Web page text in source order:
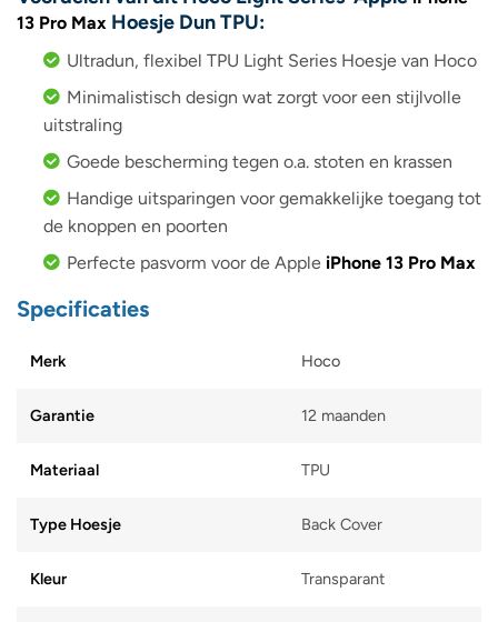
13 Pro Max Hoesje Dun TPU:
Ultradun, flexibel TPU Light Series Hoesje van Hoco
Minimalistisch design wat zorgt voor een stijlvolle
uitstraling
Goede bescherming tegen o.a. stoten en krassen
Handige uitsparingen voor gemakkelijke toegang tot
de knoppen en poorten
Perfecte pasvorm voor de Apple iPhone 13 Pro Max
Specificaties
Merk Hoco
Garantie 12 maanden
Materiaal TPU
Type Hoesje Back Cover
Kleur Transparant